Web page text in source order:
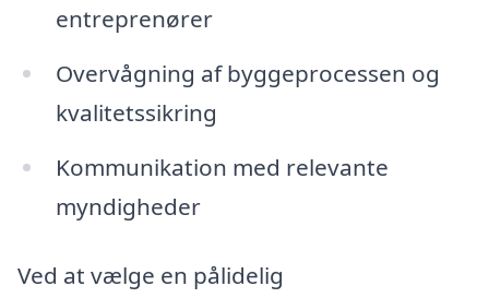
entreprenører
Overvågning af byggeprocessen og
kvalitetssikring
Kommunikation med relevante
myndigheder
Ved at vælge en pålidelig